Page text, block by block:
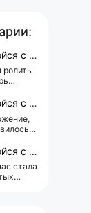
убили собственные разработчики
ролить
убили собственные разработчики
а
убили собственные разработчики
стала